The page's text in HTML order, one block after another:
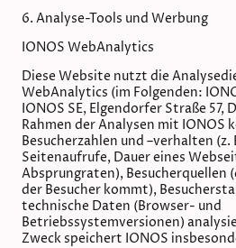
6. Analyse-Tools und Werbung
IONOS WebAnalytics
Diese Website nutzt die
WebAnalytics (im Folgenden:
IONOS SE, Elgendorfer Straße 57,
Rahmen der Analysen mit IONOS
Besucherzahlen und –verhalten (z.
Seitenaufrufe, Dauer eines
Absprungraten), Besucherquellen
der Besucher kommt),
technische Daten (Browser- und
Betriebssystemversionen)
Zweck speichert IONOS